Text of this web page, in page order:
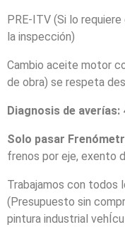
PRE-ITV (Si lo
la inspección)
Cambio aceite motor
de obra) se respeta
Diagnosis de averías:
Solo pasar
frenos por eje, exento
Trabajamos con todos
(Presupuesto sin
pintura industrial